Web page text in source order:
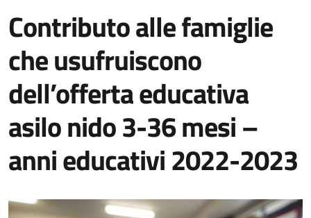
Contributo alle famiglie
che usufruiscono
dell’offerta educativa
asilo nido 3-36 mesi –
anni educativi 2022-2023